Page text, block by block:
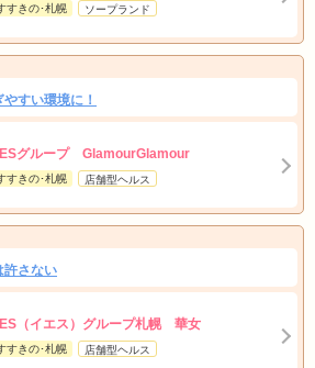
すきの･札幌 ソープランド
すい環境に！
グループ GlamourGlamour
すきの･札幌 店舗型ヘルス
許さない
（イエス）グループ札幌 華女
すきの･札幌 店舗型ヘルス